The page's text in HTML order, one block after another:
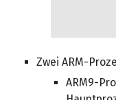
Zwei ARM-
ARM9-